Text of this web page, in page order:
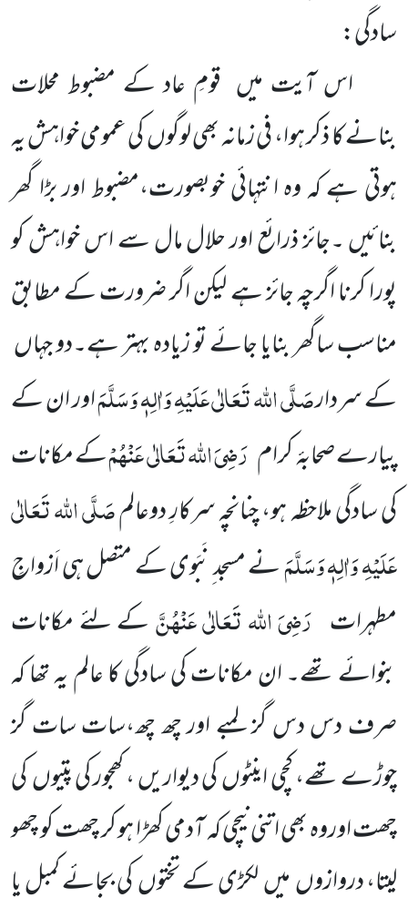
سادگی:
اس آیت میں قومِ عاد کے مضبوط محلات
بنانے کا ذکر ہوا، فی زمانہ بھی لوگوں کی عمومی خواہش یہ
ہوتی ہے کہ وہ انتہائی خوبصورت،مضبوط اور بڑا گھر
بنائیں ۔جائز ذرائع اور حلال مال سے اس خواہش کو
پورا کرنا اگرچہ جائز ہے لیکن اگر ضرورت کے مطابق
مناسب ساگھر بنایا جائے تو زیادہ بہتر ہے۔دو جہاں
کے سردارصَلَّی اللہ تَعَالٰی عَلَیْہِ وَاٰلِہٖ وَسَلَّمَاور ان کے
پیارے صحابۂکرام رَضِیَ اللہ تَعَالٰی عَنْہُمْکے مکانات
کی سادگی ملاحظہ ہو، چنانچہ سرکارِ دوعالمصَلَّی اللہ تَعَالٰی
عَلَیْہِ وَاٰلِہٖ وَسَلَّمَنے مسجد ِنَبَوی کے متصل ہی اَزواجِ
مطہرات رَضِیَ اللہ تَعَالٰی عَنْہُنَّکے لئے مکانات
بنوائے تھے۔ ان مکانات کی سادگی کا عالم یہ تھا کہ
صرف دس دس گز لمبے اور چھ چھ،سات سات گز
چوڑے تھے، کچی اینٹوں کی دیواریں ، کھجور کی پتیوں کی
چھت اوروہ بھی اتنی نیچی کہ آدمی کھڑا ہو کر چھت کو چھو
لیتا، دروازوں میں لکڑی کے تختوں کی بجائے کمبل یا